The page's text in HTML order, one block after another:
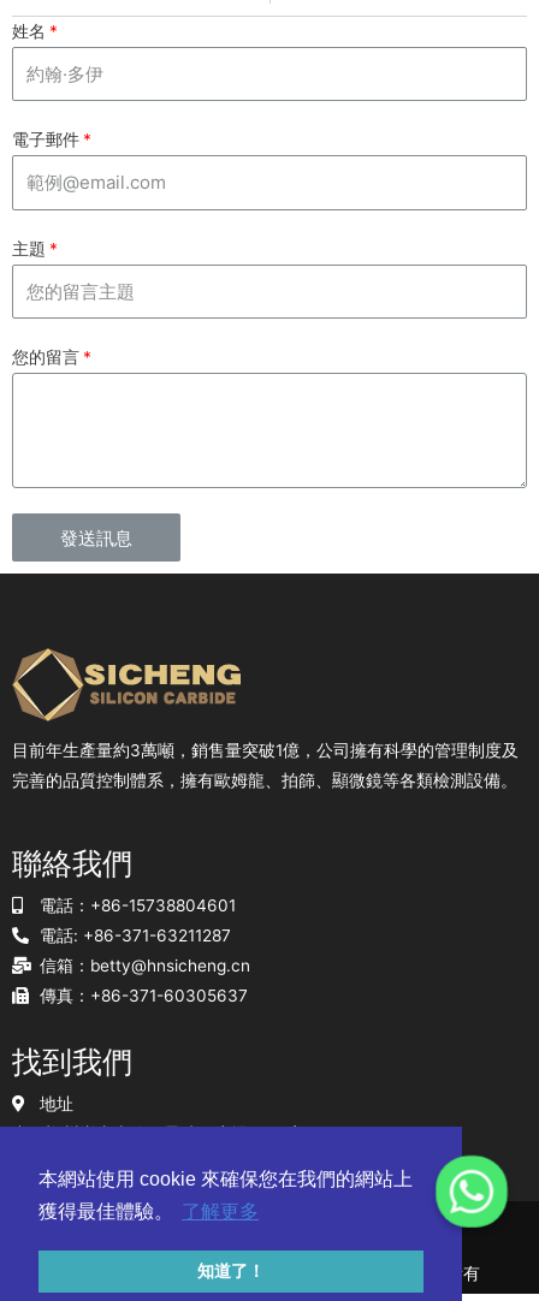
本網站使用 cookie 來確保您在我們的網站上
獲得最佳體驗。
了解更多
知道了！
姓名
電子郵件
主題
您的留言
發送訊息
目前年生產量約3萬噸，銷售量突破1億，公司擁有科學的管理制度及
完善的品質控制體系，擁有歐姆龍、拍篩、顯微鏡等各類檢測設備。
聯絡我們
電話：+86-15738804601
電話: +86-371-63211287
信箱： betty@hnsicheng.cn
傳真：+86-371-60305637
找到我們
地址
網站地圖
© 河南思誠磨料科技股份有限公司 2010-2024 版權所有